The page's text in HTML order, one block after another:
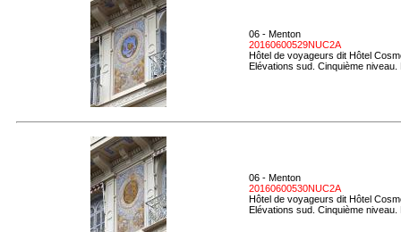
06 - Menton
20160600529NUC2A
Hôtel de voyageurs dit Hôtel
Elévations sud. Cinquième
06 - Menton
20160600530NUC2A
Hôtel de voyageurs dit Hôtel
Elévations sud. Cinquième